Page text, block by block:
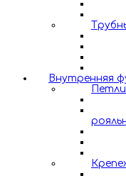
Внутренняя